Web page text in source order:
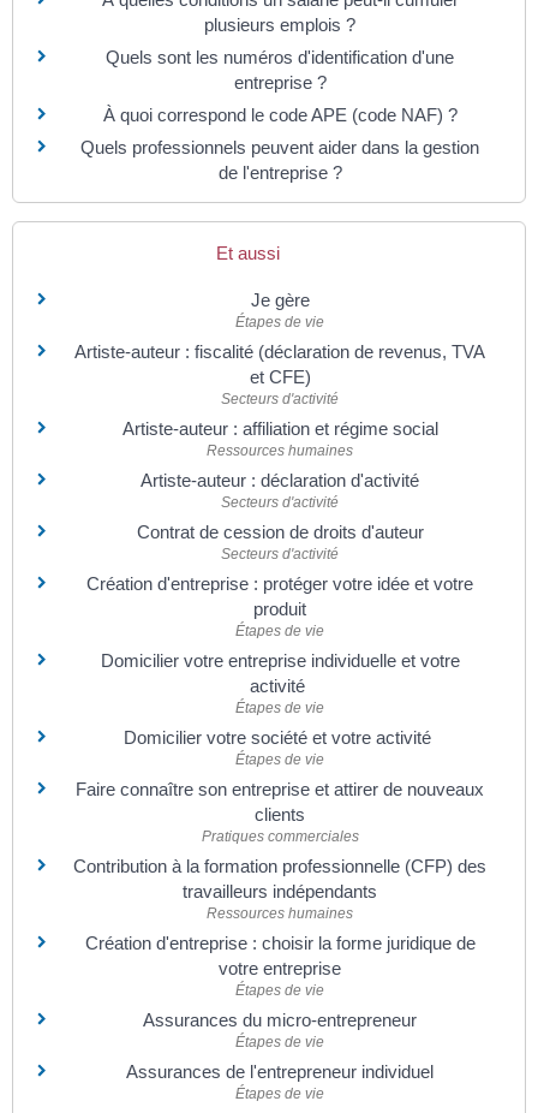
plusieurs emplois ?
Quels sont les numéros d'identification d'une
entreprise ?
À quoi correspond le code APE (code NAF) ?
Quels professionnels peuvent aider dans la gestion
de l'entreprise ?
Et aussi
Je gère
Étapes de vie
Artiste-auteur : fiscalité (déclaration de revenus, TVA
et CFE)
Secteurs d'activité
Artiste-auteur : affiliation et régime social
Ressources humaines
Artiste-auteur : déclaration d'activité
Secteurs d'activité
Contrat de cession de droits d'auteur
Secteurs d'activité
Création d'entreprise : protéger votre idée et votre
produit
Étapes de vie
Domicilier votre entreprise individuelle et votre
activité
Étapes de vie
Domicilier votre société et votre activité
Étapes de vie
Faire connaître son entreprise et attirer de nouveaux
clients
Pratiques commerciales
Contribution à la formation professionnelle (CFP) des
travailleurs indépendants
Ressources humaines
Création d'entreprise : choisir la forme juridique de
votre entreprise
Étapes de vie
Assurances du micro-entrepreneur
Étapes de vie
Assurances de l'entrepreneur individuel
Étapes de vie